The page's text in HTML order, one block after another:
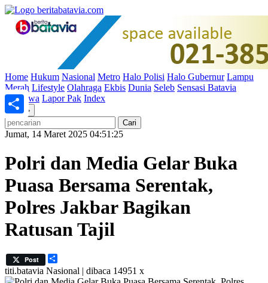
Home Hukum Nasional Metro Halo Polisi Halo Gubernur Lampu
Merah Lifestyle Olahraga Ekbis Dunia Seleb Sensasi Batavia
Peristiwa Lapor Pak Index
»
Jumat, 14 Maret 2025 04:51:25
Polri dan Media Gelar Buka
Puasa Bersama Serentak,
Polres Jakbar Bagikan
Ratusan Tajil
Post
titi.batavia Nasional | dibaca 14951 x
Share